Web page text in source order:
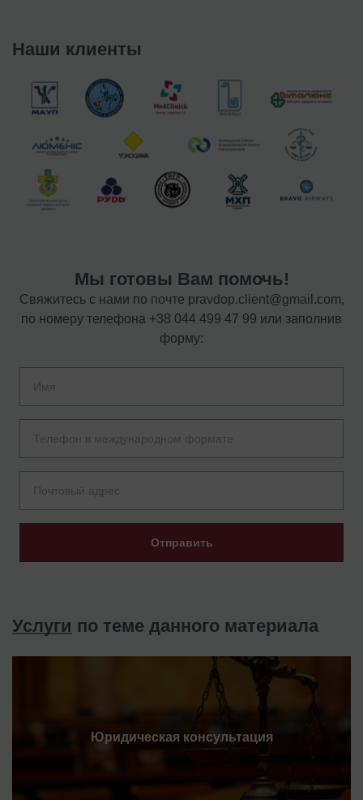
Наши клиенты
Мы готовы Вам помочь!
Свяжитесь с нами по почте pravdop.client@gmail.com,
по номеру телефона +38 044 499 47 99 или заполнив
форму:
Отправить
Услуги по теме данного материала
Юридическая консультация